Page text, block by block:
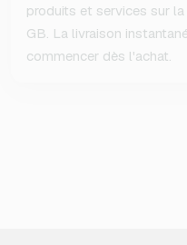
produits et services sur
GB. La livraison
commencer dès l'achat.